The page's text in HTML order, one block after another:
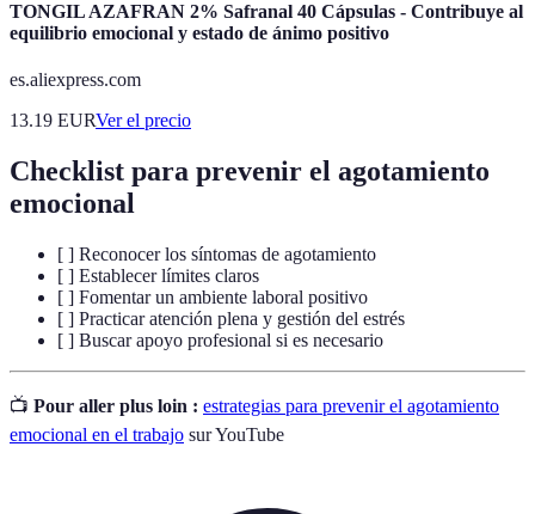
TONGIL AZAFRAN 2% Safranal 40 Cápsulas - Contribuye al
equilibrio emocional y estado de ánimo positivo
es.aliexpress.com
13.19 EURVer el precio
Checklist para prevenir el agotamiento
emocional
[ ] Reconocer los síntomas de agotamiento
[ ] Establecer límites claros
[ ] Fomentar un ambiente laboral positivo
[ ] Practicar atención plena y gestión del estrés
[ ] Buscar apoyo profesional si es necesario
📺 Pour aller plus loin : estrategias para prevenir el agotamiento
emocional en el trabajo sur YouTube